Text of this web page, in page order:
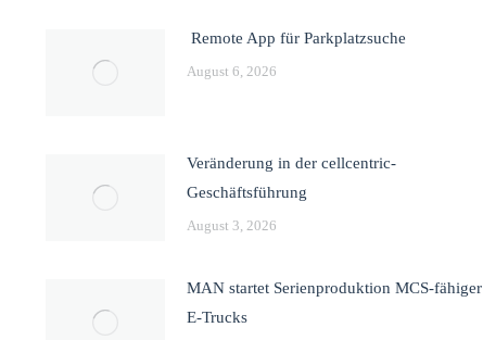
Remote App für Parkplatzsuche
August 6, 2026
Veränderung in der cellcentric-
Geschäftsführung
August 3, 2026
MAN startet Serienproduktion MCS-fähiger
E-Trucks